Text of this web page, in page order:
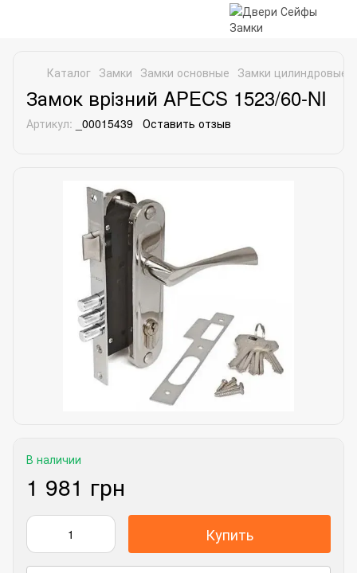
Каталог Замки Замки основные Замки цилиндровые
Замок врiзний APECS 1523/60-NI
Артикул: _00015439 Оставить отзыв
В наличии
1 981 грн
Купить